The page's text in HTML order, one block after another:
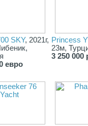
SKY, 2021г,
евро
Princess
23м,
3 250 000